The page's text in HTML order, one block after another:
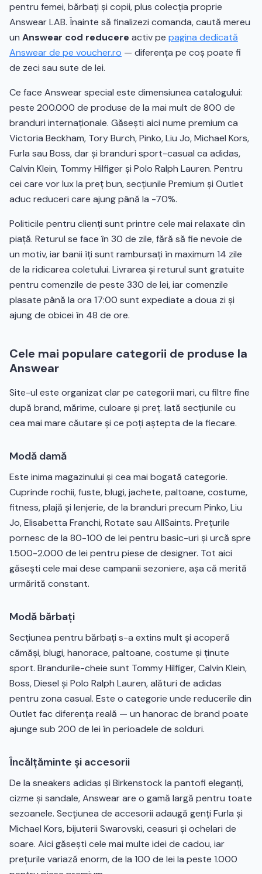
pentru femei, bărbați și copii, plus colecția proprie
Answear LAB. Înainte să finalizezi comanda, caută mereu
un Answear cod reducere activ pe pagina dedicată
Answear de pe voucher.ro — diferența pe coș poate fi
de zeci sau sute de lei.
Ce face Answear special este dimensiunea catalogului:
peste 200.000 de produse de la mai mult de 800 de
branduri internaționale. Găsești aici nume premium ca
Victoria Beckham, Tory Burch, Pinko, Liu Jo, Michael Kors,
Furla sau Boss, dar și branduri sport-casual ca adidas,
Calvin Klein, Tommy Hilfiger și Polo Ralph Lauren. Pentru
cei care vor lux la preț bun, secțiunile Premium și Outlet
aduc reduceri care ajung până la -70%.
Politicile pentru clienți sunt printre cele mai relaxate din
piață. Returul se face în 30 de zile, fără să fie nevoie de
un motiv, iar banii îți sunt rambursați în maximum 14 zile
de la ridicarea coletului. Livrarea și returul sunt gratuite
pentru comenzile de peste 330 de lei, iar comenzile
plasate până la ora 17:00 sunt expediate a doua zi și
ajung de obicei în 48 de ore.
Cele mai populare categorii de produse la
Answear
Site-ul este organizat clar pe categorii mari, cu filtre fine
după brand, mărime, culoare și preț. Iată secțiunile cu
cea mai mare căutare și ce poți aștepta de la fiecare.
Modă damă
Este inima magazinului și cea mai bogată categorie.
Cuprinde rochii, fuste, blugi, jachete, paltoane, costume,
fitness, plajă și lenjerie, de la branduri precum Pinko, Liu
Jo, Elisabetta Franchi, Rotate sau AllSaints. Prețurile
pornesc de la 80-100 de lei pentru basic-uri și urcă spre
1.500-2.000 de lei pentru piese de designer. Tot aici
găsești cele mai dese campanii sezoniere, așa că merită
urmărită constant.
Modă bărbați
Secțiunea pentru bărbați s-a extins mult și acoperă
cămăși, blugi, hanorace, paltoane, costume și ținute
sport. Brandurile-cheie sunt Tommy Hilfiger, Calvin Klein,
Boss, Diesel și Polo Ralph Lauren, alături de adidas
pentru zona casual. Este o categorie unde reducerile din
Outlet fac diferența reală — un hanorac de brand poate
ajunge sub 200 de lei în perioadele de solduri.
Încălțăminte și accesorii
De la sneakers adidas și Birkenstock la pantofi eleganți,
cizme și sandale, Answear are o gamă largă pentru toate
sezoanele. Secțiunea de accesorii adaugă genți Furla și
Michael Kors, bijuterii Swarovski, ceasuri și ochelari de
soare. Aici găsești cele mai multe idei de cadou, iar
prețurile variază enorm, de la 100 de lei la peste 1.000